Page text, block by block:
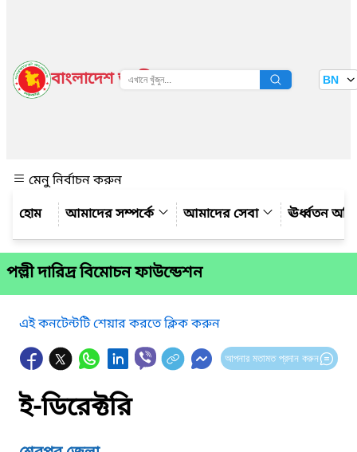
বাংলাদেশ জাতীয় তথ্য বাতায়ন BN
মেনু নির্বাচন করুন
আমাদের সম্পর্কে
আমাদের সেবা ঊর্ধ্বতন
পল্লী দারিদ্র বিমোচন ফাউন্ডেশন
এই কনটেন্টটি শেয়ার করতে ক্লিক করুন
আপনার মতামত প্রদান করুন
ই-ডিরেক্টরি